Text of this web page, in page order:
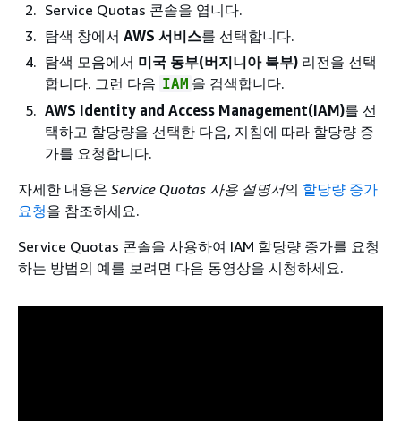
Service Quotas 콘솔을 엽니다.
탐색 창에서 AWS 서비스를 선택합니다.
탐색 모음에서 미국 동부(버지니아 북부) 리전을 선택
합니다. 그런 다음 IAM 을 검색합니다.
AWS Identity and Access Management(IAM)를 선
택하고 할당량을 선택한 다음, 지침에 따라 할당량 증
가를 요청합니다.
자세한 내용은 Service Quotas 사용 설명서의 할당량 증가
요청을 참조하세요.
Service Quotas 콘솔을 사용하여 IAM 할당량 증가를 요청
하는 방법의 예를 보려면 다음 동영상을 시청하세요.